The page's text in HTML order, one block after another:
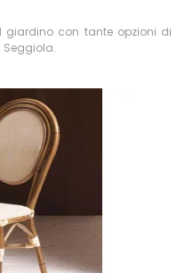
giardino con tante opzioni di